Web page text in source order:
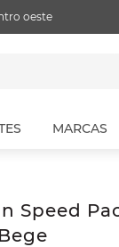
oeste
MARCAS
Speed